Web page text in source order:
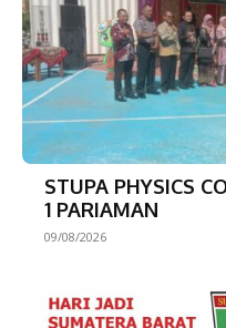
STUPA PHYSICS
1 PARIAMAN
09/08/2026